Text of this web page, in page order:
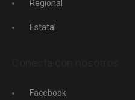
Regional
Estatal
Facebook